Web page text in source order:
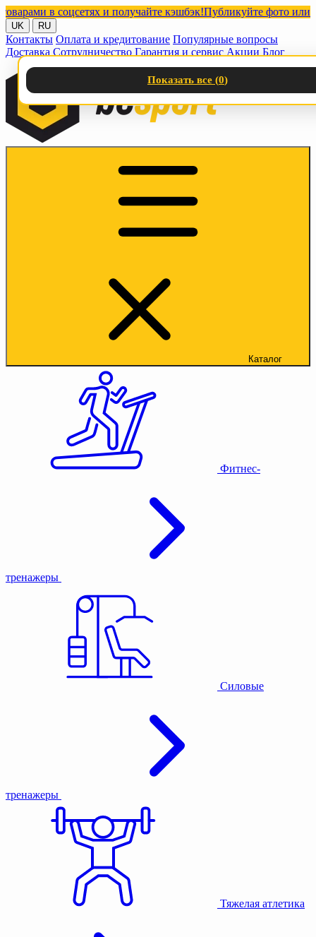
в соцсетях и получайте кэшбэк!Публикуйте фото или
UK RU
Контакты Оплата и кредитование Популярные вопросы
Доставка Сотрудничество Гарантия и сервис Акции Блог
Каталог
Фитнес-
тренажеры
Силовые
тренажеры
Тяжелая атлетика
Показать все (0)